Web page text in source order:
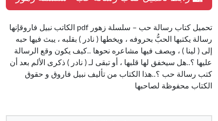
تحميل كتاب رسالة حب – سلسلة زهور pdf الكاتب نبيل فاروقإنها
رسالة يكتبها الحبُّ بحروفه ، ويخطها ( نادر ) بقلبه ، يبث فيها حبه
إلى ( لينا ) ، ويصف فيها مشاعره نحوها ..كيف يكون وقع الرسالة
عليها ؟..هل سيخفق لها قلبها ، أو تبقى لـ ( نادر ) ذكرى الألم بعد أن
كتب رسالة حب ؟..هذا الكتاب من تأليف نبيل فاروق و حقوق
الكتاب محفوظة لصاحبها